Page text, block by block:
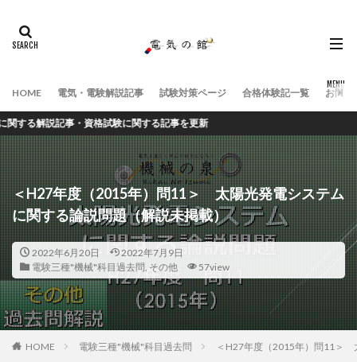
HOME 電気・電験解説記事 試験対策ページ 合格体験記一覧 お問い
説記事・資格試験に関する記事を更新
＜H27年度（2015年）問11＞ 太陽光発電システム
に関する論説問題（解説未掲載）
2022年6月20日
2022年7月9日
電験三種"機械"科目過去問, その他 57view
HOME 電験三種"機械"科目過去問 ＜H27年度（2015年）問11＞